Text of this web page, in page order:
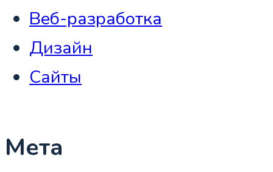
Веб-разработка
Дизайн
Сайты
Мета